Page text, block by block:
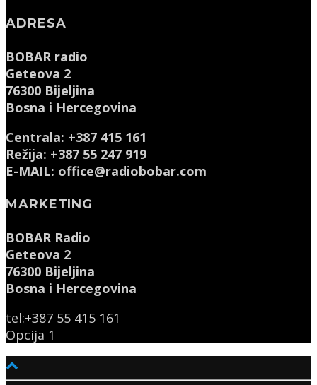
ADRESA
BOBAR radio
Geteova 2
76300 Bijeljina
Bosna i Hercegovina
Centrala: +387 415 161
Režija: +387 55 247 919
E-MAIL: office@radiobobar.com
MARKETING
BOBAR Radio
Geteova 2
76300 Bijeljina
Bosna i Hercegovina
tel:+387 55 415 161
Opcija 1